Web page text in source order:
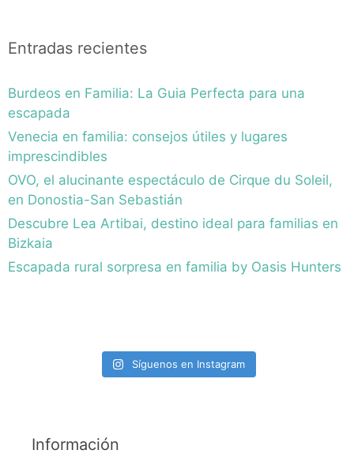
Entradas recientes
Burdeos en Familia: La Guia Perfecta para una
escapada
Venecia en familia: consejos útiles y lugares
imprescindibles
OVO, el alucinante espectáculo de Cirque du Soleil,
en Donostia-San Sebastián
Descubre Lea Artibai, destino ideal para familias en
Bizkaia
Escapada rural sorpresa en familia by Oasis Hunters
Síguenos en Instagram
Información